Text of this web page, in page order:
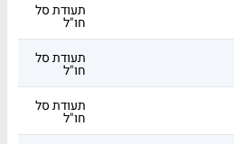
תעודת סל
חו"ל
תעודת סל
חו"ל
תעודת סל
חו"ל